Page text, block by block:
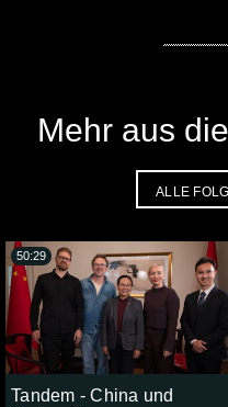
Mehr aus
Tandem - China und
50:29